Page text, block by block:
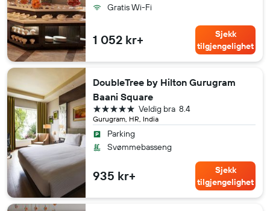
Gratis Wi-Fi
1 052 kr+
Sjekk
tilgjengelighet
DoubleTree by Hilton Gurugram
Baani Square
Gurugram, HR, India
8.4
Veldig bra
5 stjerner
Parking
Svømmebasseng
935 kr+
Sjekk
tilgjengelighet